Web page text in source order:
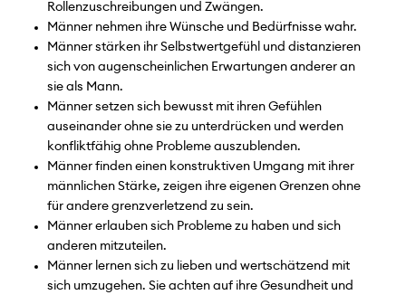
Rollenzuschreibungen und Zwängen.
Männer nehmen ihre Wünsche und Bedürfnisse wahr.
Männer stärken ihr Selbstwertgefühl und distanzieren
sich von augenscheinlichen Erwartungen anderer an
sie als Mann.
Männer setzen sich bewusst mit ihren Gefühlen
auseinander ohne sie zu unterdrücken und werden
konfliktfähig ohne Probleme auszublenden.
Männer finden einen konstruktiven Umgang mit ihrer
männlichen Stärke, zeigen ihre eigenen Grenzen ohne
für andere grenzverletzend zu sein.
Männer erlauben sich Probleme zu haben und sich
anderen mitzuteilen.
Männer lernen sich zu lieben und wertschätzend mit
sich umzugehen. Sie achten auf ihre Gesundheit und